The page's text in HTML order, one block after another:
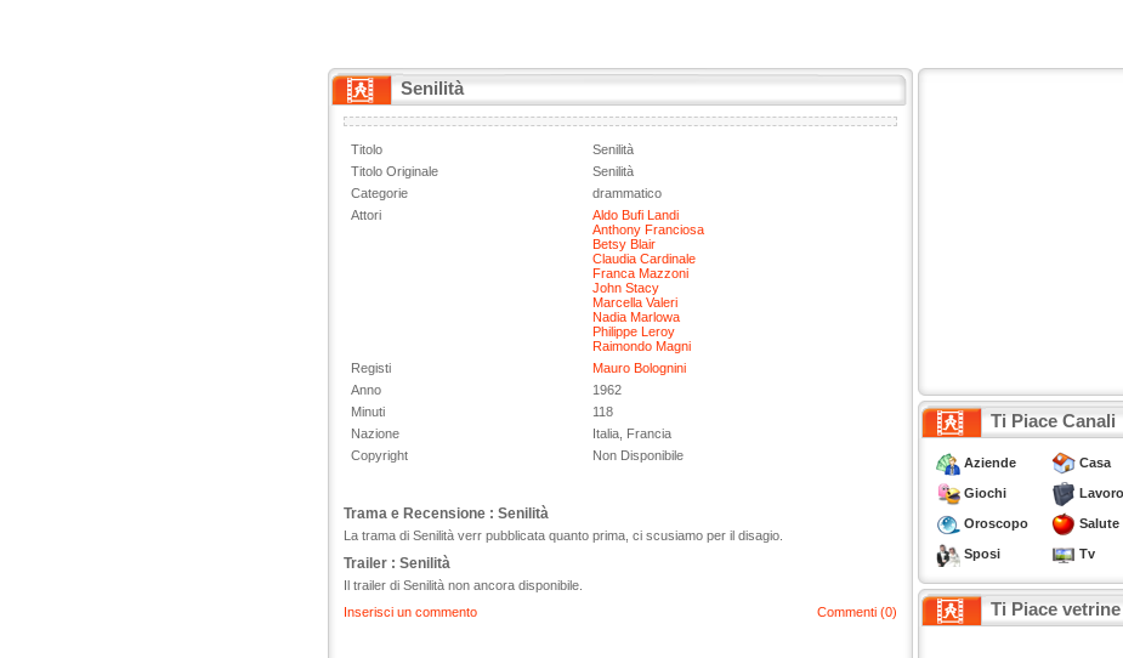
Senilità
Titolo
Senilità
Titolo Originale
Senilità
Categorie
drammatico
Attori
Aldo Bufi Landi
Anthony Franciosa
Betsy Blair
Claudia Cardinale
Franca Mazzoni
John Stacy
Marcella Valeri
Nadia Marlowa
Philippe Leroy
Raimondo Magni
Registi
Mauro Bolognini
Anno
1962
Minuti
118
Nazione
Italia, Francia
Copyright
Non Disponibile
Trama e Recensione : Senilità
La trama di Senilità verr pubblicata quanto prima, ci scusiamo per il disagio.
Trailer : Senilità
Il trailer di Senilità non ancora disponibile.
Commenti (0)
Inserisci un commento
Ti Piace Canali
Aziende Casa
Giochi Lavoro
Oroscopo Salute
Sposi Tv
Ti Piace vetrine